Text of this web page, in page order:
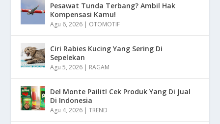
Pesawat Tunda Terbang? Ambil Hak
Kompensasi Kamu!
Agu 6, 2026 | OTOMOTIF
Ciri Rabies Kucing Yang Sering Di
Sepelekan
Agu 5, 2026 | RAGAM
Del Monte Pailit! Cek Produk Yang Di Jual
Di Indonesia
Agu 4, 2026 |TREND